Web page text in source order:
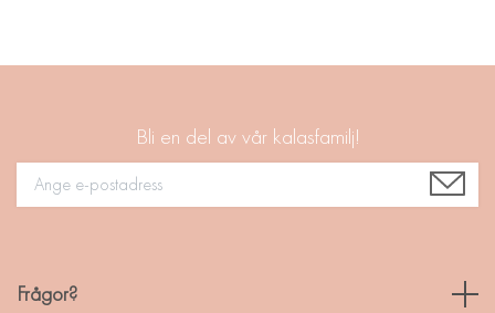
Bli en del av vår kalasfamilj!
Frågor?